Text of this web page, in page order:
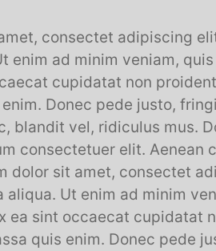
consectet adipiscing
enim ad minim veniam,
cupidatat non
Donec pede justo,
blandit vel, ridiculus mus.
consectetuer elit. Aenean
dolor sit amet, consectet
aliqua. Ut enim ad minim
ea sint occaecat cupidatat
quis enim. Donec pede